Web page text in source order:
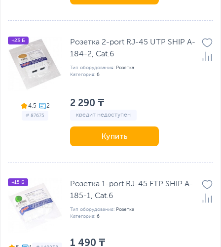
4.5
# 87675
+23 Б
Розетка 2-port RJ-45 UTP SHIP A-
184-2, Cat.6
Тип оборудования: Розетка
Категория: 6
2 290 ₸
кредит недоступен
Купить
+15 Б
Розетка 1-port RJ-45 FTP SHIP A-
185-1, Cat.6
Тип оборудования: Розетка
Категория: 6
1 490 ₸